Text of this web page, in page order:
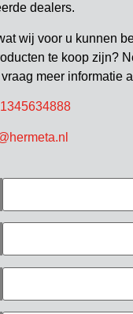
dealers.
wij voor u kunnen
te koop zijn?
meer informatie